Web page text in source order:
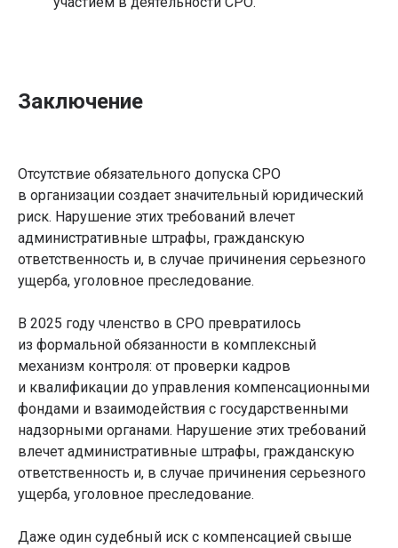
Заключение
Отсутствие обязательного допуска СРО
в организации создает значительный юридический
риск. Нарушение этих требований влечет
административные штрафы, гражданскую
ответственность и, в случае причинения серьезного
ущерба, уголовное преследование.
В 2025 году членство в СРО превратилось
из формальной обязанности в комплексный
механизм контроля: от проверки кадров
и квалификации до управления компенсационными
фондами и взаимодействия с государственными
надзорными органами. Нарушение этих требований
влечет административные штрафы, гражданскую
ответственность и, в случае причинения серьезного
ущерба, уголовное преследование.
Даже один судебный иск с компенсацией свыше
Сертификат ISO 45001
Электробезопасность
Сертификация
ИНН: 0276976181
ОГРН: 1230200025351
ООО ЦПП "ЮСТРОЙ"
Политика конфиденциальности